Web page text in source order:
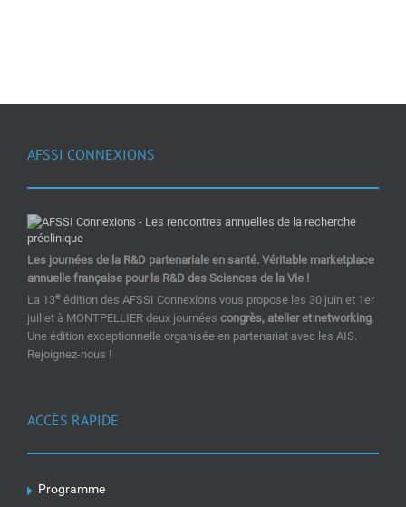
AFSSI CONNEXIONS
Les journées de la R&D partenariale en santé. Véritable marketplace
annuelle française pour la R&D des Sciences de la Vie !
La 13e édition des AFSSI Connexions vous propose les 30 juin et 1er
juillet à MONTPELLIER deux journées congrès, atelier et networking.
Une édition exceptionnelle organisée en partenariat avec les AIS.
Rejoignez-nous !
ACCÈS RAPIDE
Programme